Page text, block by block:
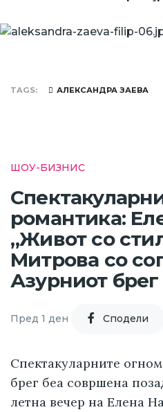
TAGS АЛЕКСАНДРА ЗАЕВА
ШОУ-БИЗНИС
романтика:
„Живот со
Митрова со
Азурниот брег
Пред 1 ден Cподели
Спектакуларните
брег беа совршена
летна вечер на Елена